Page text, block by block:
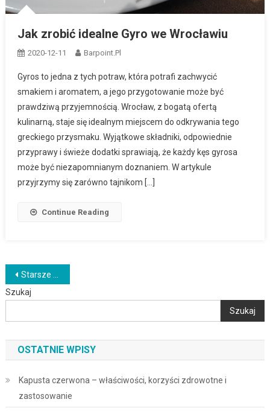
Jak zrobić idealne Gyro we Wrocławiu
2020-12-11 Barpoint.pl
Gyros to jedna z tych potraw, która potrafi zachwycić
smakiem i aromatem, a jego przygotowanie może być
prawdziwą przyjemnością. Wrocław, z bogatą ofertą
kulinarną, staje się idealnym miejscem do odkrywania tego
greckiego przysmaku. Wyjątkowe składniki, odpowiednie
przyprawy i świeże dodatki sprawiają, że każdy kęs gyrosa
może być niezapomnianym doznaniem. W artykule
przyjrzymy się zarówno tajnikom […]
Continue Reading
Nawigacja
po
wpisach
Starsze wpisy
Szukaj
Szukaj
OSTATNIE WPISY
Kapusta czerwona – właściwości, korzyści zdrowotne i
zastosowanie